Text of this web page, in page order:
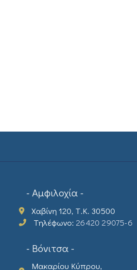
- Αμφιλοχία -
Χαβίνη 120, Τ.Κ. 30500
Τηλέφωνο:26420 29075-6
- Βόνιτσα -
Μακαρίου Κύπρου,